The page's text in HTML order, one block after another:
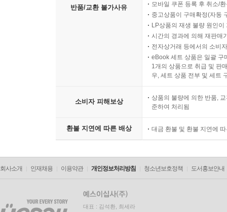
반품/교환 불가사유
모바일 쿠폰 등록 후 취소/
중고상품이 구매확정(자동
LP상품의 재생 불량 원인
시간의 경과에 의해 재판매
전자상거래 등에서의 소비
eBook 세트 상품은 일괄 구
1개의 상품으로 취급 및 판
우, 세트 상품 전부 및 세트
소비자 피해보상
상품의 불량에 의한 반품,
준하여 처리됨
환불 지연에 따른 배상 대금 환불 및 환불 지연에
회사소개 인재채용 이용약관 개인정보처리방침 청소년보호정책 도서홍보안내
대표 : 김석환, 최세라